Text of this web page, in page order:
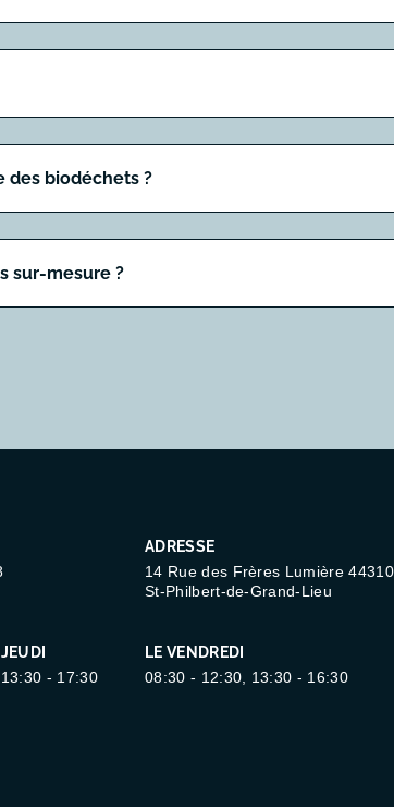
biodéchets ?
sur-mesure ?
ADRESSE
14 Rue des Frères Lumière 44310
St-Philbert-de-Grand-Lieu
- 17:30
LE VENDREDI
08:30 - 12:30, 13:30 - 16:30